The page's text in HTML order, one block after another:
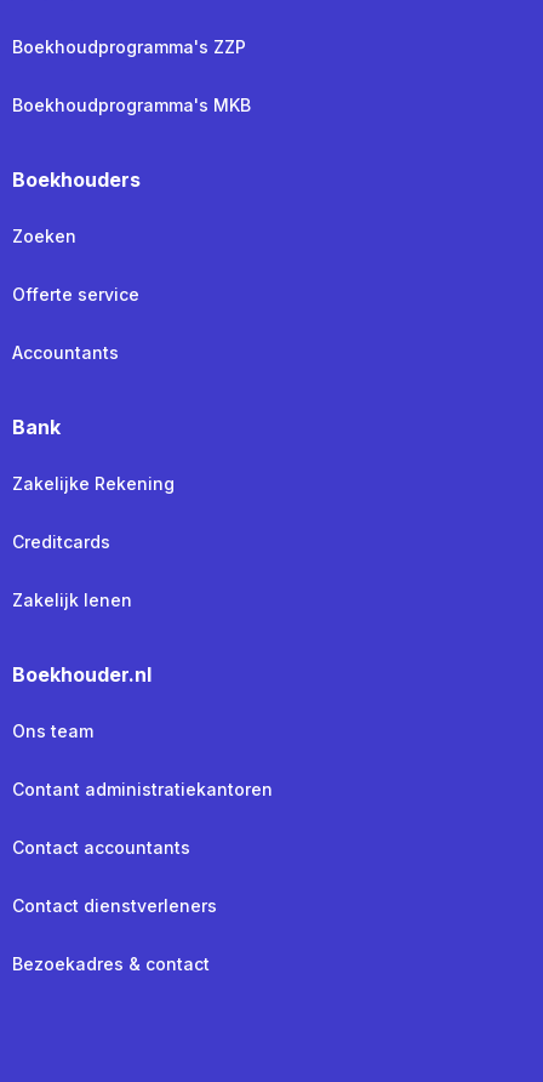
Boekhoudprogramma's ZZP
Boekhoudprogramma's MKB
Boekhouders
Zoeken
Offerte service
Accountants
Bank
Zakelijke Rekening
Creditcards
Zakelijk lenen
Boekhouder.nl
Ons team
Contant administratiekantoren
Contact accountants
Contact dienstverleners
Bezoekadres & contact